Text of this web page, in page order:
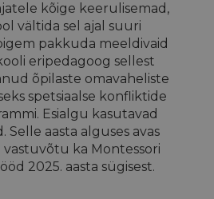
kõige keerulisemad,
vältida sel ajal suuri
pakkuda meeldivaid
eripedagoog sellest
õpilaste omavaheliste
spetsiaalse konfliktide
Esialgu kasutavad
Selle aasta alguses avas
vastuvõtu ka Montessori
2025. aasta sügisest.